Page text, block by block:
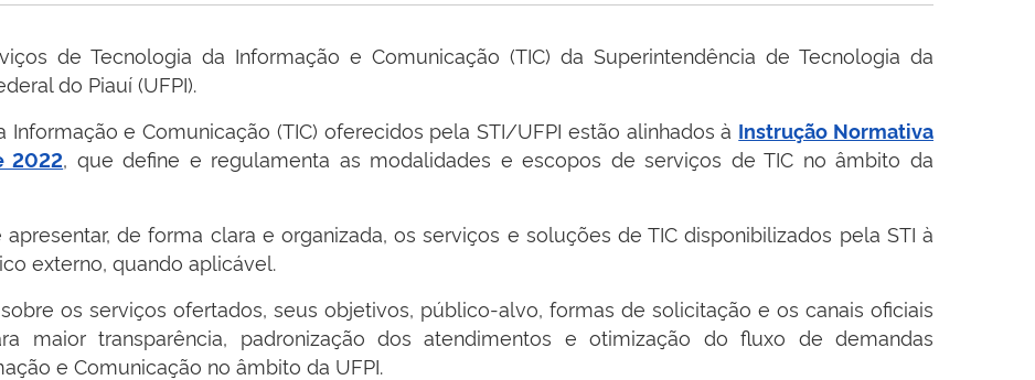
de Tecnologia da Informação e Comunicação (TIC) da Superintendência de Tecnologia da
do Piauí (UFPI).
e Comunicação (TIC) oferecidos pela STI/UFPI estão alinhados à Instrução Normativa
2022, que define e regulamenta as modalidades e escopos de serviços de TIC no âmbito da
de forma clara e organizada, os serviços e soluções de TIC disponibilizados pela STI à
externo, quando aplicável.
os serviços ofertados, seus objetivos, público-alvo, formas de solicitação e os canais oficiais
maior transparência, padronização dos atendimentos e otimização do fluxo de demandas
e Comunicação no âmbito da UFPI.